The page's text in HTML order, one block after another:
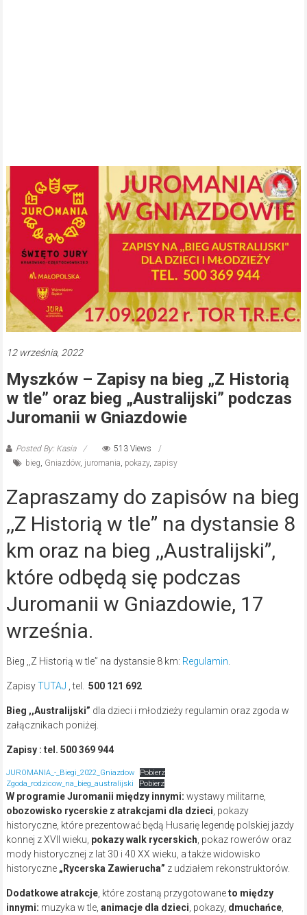
12 września, 2022
Myszków – Zapisy na bieg „Z Historią
w tle” oraz bieg „Australijski” podczas
Juromanii w Gniazdowie
Posted By: Kasia
513 Views
bieg Gniazdów, juromania pokazy, zapisy
Zapraszamy do zapisów na bieg
,,Z Historią w tle” na dystansie 8
km oraz na bieg ,,Australijski”,
które odbędą się podczas
Juromanii w Gniazdowie, 17
września.
Bieg ,,Z Historią w tle” na dystansie 8 km: Regulamin
ZapisyTUTAJ , tel. 500 121 692
Bieg ,,Australijski” dla dzieci i młodzieży regulamin oraz zgoda w
załącznikach poniżej.
Zapisy : tel. 500 369 944
JUROMANIA_-_Biegi_2022_Gniazdow
Pobierz
Zgoda_rodzicow_na_bieg_australijski
Pobierz
W programie Juromanii między innymi: wystawy militarne,
obozowisko rycerskie z atrakcjami dla dzieci , pokazy
historyczne, które prezentować będą Husarię legendę polskiej jazdy
konnej z XVII wieku, pokazy walk rycerskich , pokaz rowerów oraz
mody historycznej z lat 30 i 40 XX wieku, a także widowisko
historyczne „Rycerska Zawierucha” z udziałem rekonstruktorów.
Dodatkowe atrakcje, które zostaną przygotowaneto między
innymi: muzyka w tle, animacje dla dzieci , pokazy, dmuchańce,